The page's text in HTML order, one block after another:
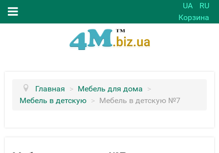
UA
RU
Корзина
Главная > Мебель для дома >
Мебель в детскую > Мебель в детскую №7